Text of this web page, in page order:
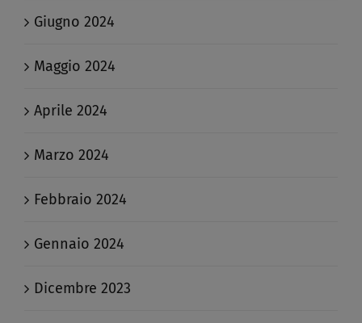
Giugno 2024
Maggio 2024
Aprile 2024
Marzo 2024
Febbraio 2024
Gennaio 2024
Dicembre 2023